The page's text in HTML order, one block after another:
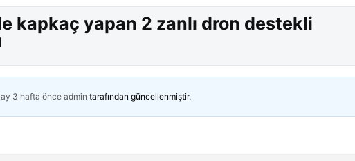
kapkaç yapan 2 zanlı dron destekli
ay 3 hafta önceadmin tarafından güncellenmiştir.